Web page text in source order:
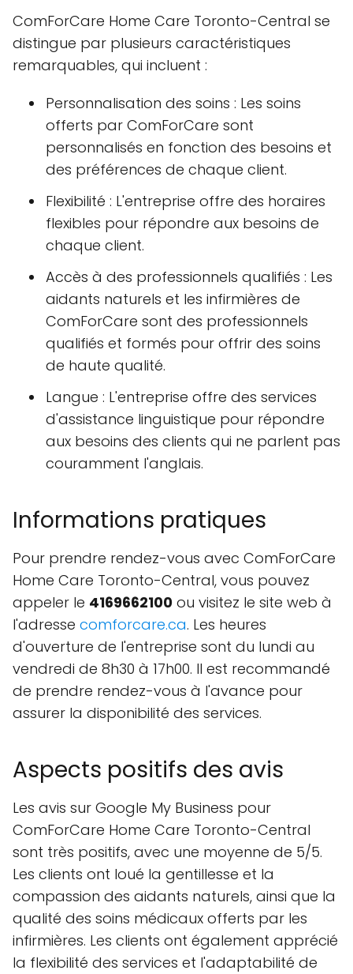
ComForCare Home Care Toronto-Central se
distingue par plusieurs caractéristiques
remarquables, qui incluent :
Personnalisation des soins : Les soins
offerts par ComForCare sont
personnalisés en fonction des besoins et
des préférences de chaque client.
Flexibilité : L'entreprise offre des horaires
flexibles pour répondre aux besoins de
chaque client.
Accès à des professionnels qualifiés : Les
aidants naturels et les infirmières de
ComForCare sont des professionnels
qualifiés et formés pour offrir des soins
de haute qualité.
Langue : L'entreprise offre des services
d'assistance linguistique pour répondre
aux besoins des clients qui ne parlent pas
couramment l'anglais.
Informations pratiques
Pour prendre rendez-vous avec ComForCare
Home Care Toronto-Central, vous pouvez
appeler le 4169662100 ou visitez le site web à
l'adresse comforcare.ca. Les heures
d'ouverture de l'entreprise sont du lundi au
vendredi de 8h30 à 17h00. Il est recommandé
de prendre rendez-vous à l'avance pour
assurer la disponibilité des services.
Aspects positifs des avis
Les avis sur Google My Business pour
ComForCare Home Care Toronto-Central
sont très positifs, avec une moyenne de 5/5.
Les clients ont loué la gentillesse et la
compassion des aidants naturels, ainsi que la
qualité des soins médicaux offerts par les
infirmières. Les clients ont également apprécié
la flexibilité des services et l'adaptabilité de